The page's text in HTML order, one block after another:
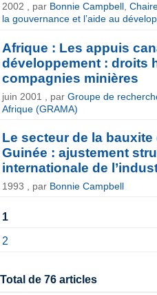
2002 , par Bonnie Campbell ,
la gouvernance et l’aide au
Afrique : Les appuis
développement : droits
compagnies minières
juin 2001 , parGroupe de
Afrique (GRAMA)
Le secteur de la
Guinée : ajustement
internationale de
1993 , par Bonnie Campbell
1
2
Total de 76 articles